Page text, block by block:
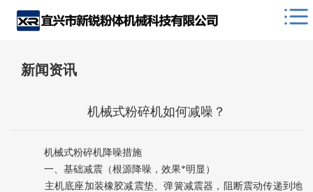
新闻资讯
机械式粉碎机如何减噪？
机械式粉碎机降噪措施
一、基础减震（根源降噪，效果*明显）
主机底座加装橡胶减震垫、弹簧减震器，阻断震动传递到地